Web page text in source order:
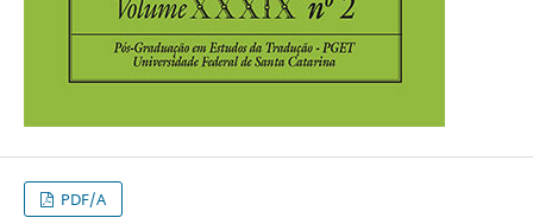
PDF/A